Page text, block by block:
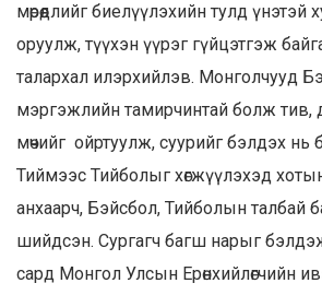
мөрөөдлийг биелүүлэхийн тулд үнэтэй
оруулж, түүхэн үүрэг гүйцэтгэж
талархал илэрхийлэв. Монголчууд
мэргэжлийн тамирчинтай болж тив,
мөчийг ойртуулж, суурийг бэлдэх нь
Тиймээс Тийболыг хөгжүүлэхэд
анхаарч, Бэйсбол, Тийболын талбай
шийдсэн. Сургагч багш нарыг
сард Монгол Улсын Ерөнхийлөгчийн